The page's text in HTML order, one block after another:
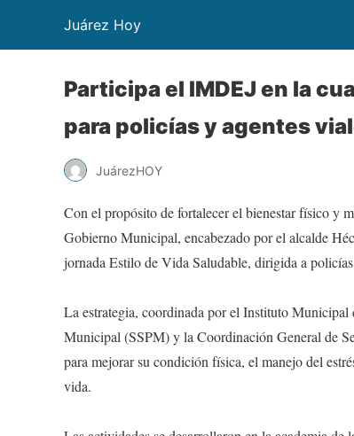
Juárez Hoy
Participa el IMDEJ en la
para policías y agentes
JuárezHOY
Con el propósito de fortalecer el bienestar físico y
Gobierno Municipal, encabezado por el alcalde
jornada Estilo de Vida Saludable, dirigida a
La estrategia, coordinada por el Instituto
Municipal (SSPM) y la Coordinación General de
para mejorar su condición física, el manejo del
vida.